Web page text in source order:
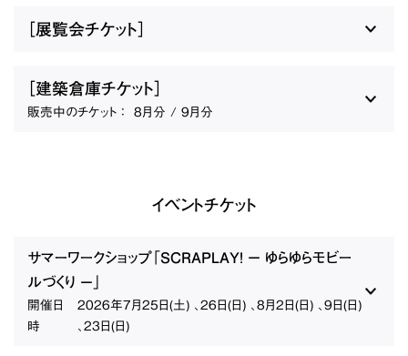
［展覧会チケット］
［建築倉庫チケット］
販売中のチケット ： 8月分 / 9月分
イベントチケット
サマーワークショップ「SCRAPLAY! − ゆらゆらモビー
ルづくり −」
開催日
時
2026年7月25日(土) 、26日(日) 、8月2日(日) 、9日(日)
、23日(日)